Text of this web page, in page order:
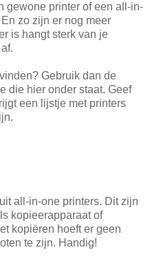
gewone printer of een all-in-
zo zijn er nog meer
is hangt sterk van je
Gebruik dan de
die hier onder staat. Geef
een lijstje met printers
all-in-one printers. Dit zijn
kopieerapparaat of
kopiëren hoeft er geen
te zijn. Handig!